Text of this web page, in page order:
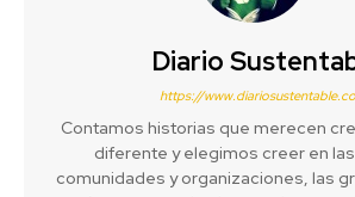
Diario
https://
Contamos historias que merecen
diferente y elegimos creer en
comunidades y organizaciones, las